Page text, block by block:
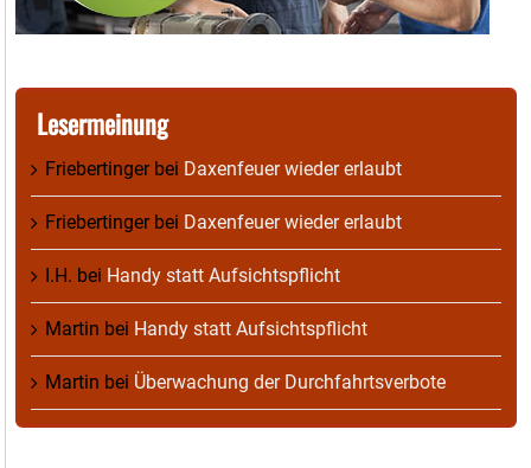
Lesermeinung
Friebertingerbei Daxenfeuer wieder erlaubt
Friebertingerbei Daxenfeuer wieder erlaubt
I.H. bei Handy statt Aufsichtspflicht
Martin bei Handy statt Aufsichtspflicht
Martin bei Überwachung der Durchfahrtsverbote